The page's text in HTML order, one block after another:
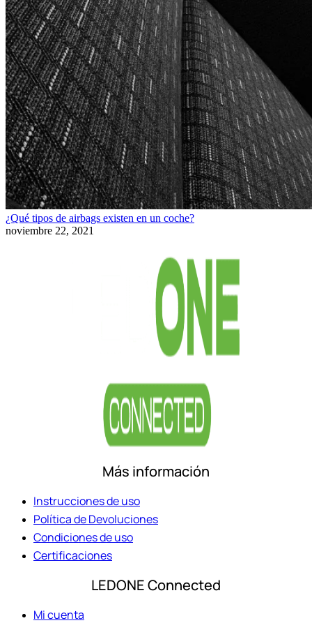
¿Qué tipos de airbags existen en un coche?
noviembre 22, 2021
Más información
Instrucciones de uso
Política de Devoluciones
Condiciones de uso
Certificaciones
LEDONE Connected
Mi cuenta